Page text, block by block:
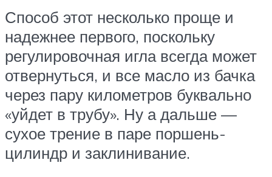
Способ этот несколько проще и
надежнее первого, поскольку
регулировочная игла всегда может
отвернуться, и все масло из бачка
через пару километров буквально
«уйдет в трубу». Ну а дальше —
сухое трение в паре поршень-
цилиндр и заклинивание.